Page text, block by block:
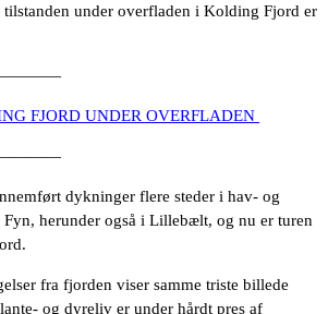
tilstanden under overfladen i Kolding Fjord er
FJORD UNDER OVERFLADEN
dykninger flere steder i hav- og
herunder også i Lillebælt, og nu er turen
fra fjorden viser samme triste billede
og dyreliv er under hårdt pres af